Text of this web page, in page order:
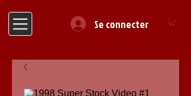
Se connecter